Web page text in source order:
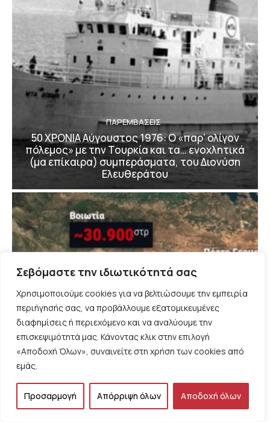
Σεβόμαστε την ιδιωτικότητά σας
Χρησιμοποιούμε cookies για να βελτιώσουμε την εμπειρία
περιήγησής σας, να προβάλλουμε εξατομικευμένες
διαφημίσεις ή περιεχόμενο και να αναλύουμε την
επισκεψιμότητά μας. Κάνοντας κλικ στην επιλογή
«Αποδοχή Όλων», συναινείτε στη χρήση των cookies από
εμάς.
Προσαρμογή Απόρριψη όλων Αποδοχή όλων
ΠΑΡΕΜΒΑΣΕΙΣ
50 ΧΡΟΝΙΑ Αύγουστος 1976: Ο «παρ’ ολίγον
πόλεμος» με την Τουρκία και τα… ενοχλητικά
(μα επίκαιρα) συμπεράσματα, του Διονύση
Ελευθεράτου